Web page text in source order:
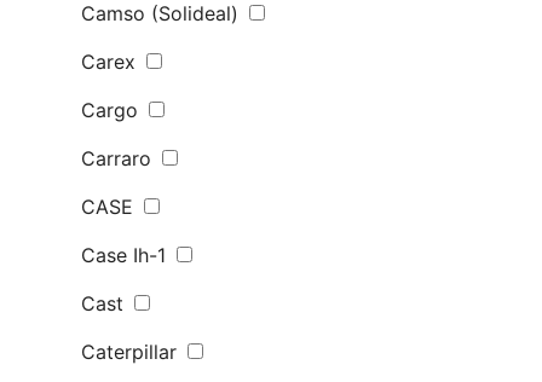
Camso (Solideal)
Carex
Cargo
Carraro
CASE
Case Ih-1
Cast
Caterpillar